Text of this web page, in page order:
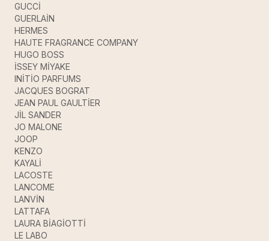
GUCCİ
GUERLAİN
HERMES
HAUTE FRAGRANCE COMPANY
HUGO BOSS
İSSEY MİYAKE
INİTİO PARFUMS
JACQUES BOGRAT
JEAN PAUL GAULTİER
JİL SANDER
JO MALONE
JOOP
KENZO
KAYALİ
LACOSTE
LANCOME
LANVİN
LATTAFA
LAURA BİAGİOTTİ
LE LABO